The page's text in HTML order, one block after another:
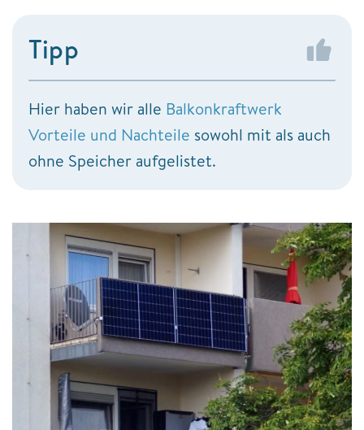
Tipp
Hier haben wir alle Balkonkraftwerk
Vorteile und Nachteile sowohl mit als auch
ohne Speicher aufgelistet.